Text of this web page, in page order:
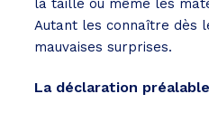
la taille ou même les
Autant les connaître dès
mauvaises surprises.
La déclaration